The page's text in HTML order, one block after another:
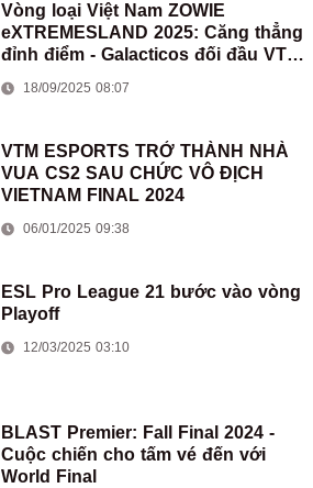
Vòng loại Việt Nam ZOWIE
eXTREMESLAND 2025: Căng thẳng
đỉnh điểm - Galacticos đối đầu VTM
18/09/2025 08:07
VTM ESPORTS TRỞ THÀNH NHÀ
VUA CS2 SAU CHỨC VÔ ĐỊCH
VIETNAM FINAL 2024
06/01/2025 09:38
ESL Pro League 21 bước vào vòng
Playoff
12/03/2025 03:10
BLAST Premier: Fall Final 2024 -
Cuộc chiến cho tấm vé đến với
World Final